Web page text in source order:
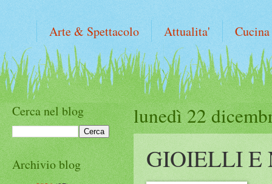
Arte & Spettacolo Attualita' Cucina
lunedì 22
GIOIELLI E
Cerca nel blog
Archivio blog